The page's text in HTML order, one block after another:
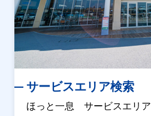
サービスエリア検索
ほっと一息 サービスエリア